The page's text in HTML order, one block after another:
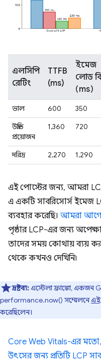
এলসিপি
রেটিং
TTFB
(ms)
ইমেজ
লোড
(ms)
ভাল 600 350
উন্নতি
প্রয়োজন
1,360 720
দরিদ্র 2,270 1,290
এই পোস্টের জন্য, আমরা
এ একটি সাবরিসোর্স ইমেজ
ব্যবহার করেছি। আমরা আগে
পৃষ্ঠার LCP-এর জন্য
তাদের সময় কোথায় ব্যয়
থেকে কখনও দেখিনি৷
দ্রষ্টব্য:এস্টেলা ফ্রাঙ্কো, একজন
performance.now() সম্মেলনেএই
করেছিলেন।
Core Web Vitals-এর মতো,
উৎসের জন্য প্রতিটি LCP